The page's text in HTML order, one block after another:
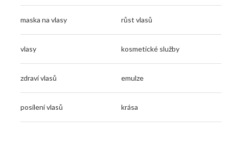
maska na vlasy růst vlasů
vlasy kosmetické služby
zdraví vlasů emulze
posílení vlasů krása